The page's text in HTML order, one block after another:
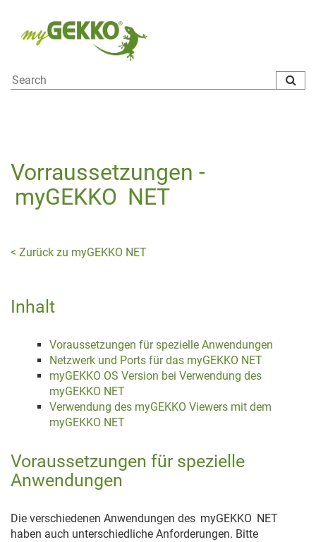
Vorraussetzungen -
myGEKKO NET
< Zurück zu myGEKKO NET
Inhalt
Voraussetzungen für spezielle Anwendungen
Netzwerk und Ports für das myGEKKO NET
myGEKKO OS Version bei Verwendung des
myGEKKO NET
Verwendung des myGEKKO Viewers mit dem
myGEKKO NET
Voraussetzungen für spezielle
Anwendungen
Die verschiedenen Anwendungen des myGEKKO NET
haben auch unterschiedliche Anforderungen. Bitte